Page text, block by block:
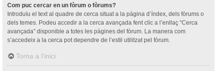
Com puc cercar en un fòrum o fòrums?
Introduïu el text al quadre de cerca situat a la pàgina d’índex, dels fòrums o
dels temes. Podeu accedir a la cerca avançada fent clic a l’enllaç “Cerca
avançada” disponible a totes les pàgines del fòrum. La manera com
s’accedeix a la cerca pot dependre de l’estil utilitzat pel fòrum.
Torna a l’inici